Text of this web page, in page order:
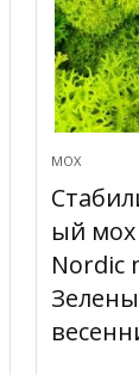
МОХ
ый мох
Nordic